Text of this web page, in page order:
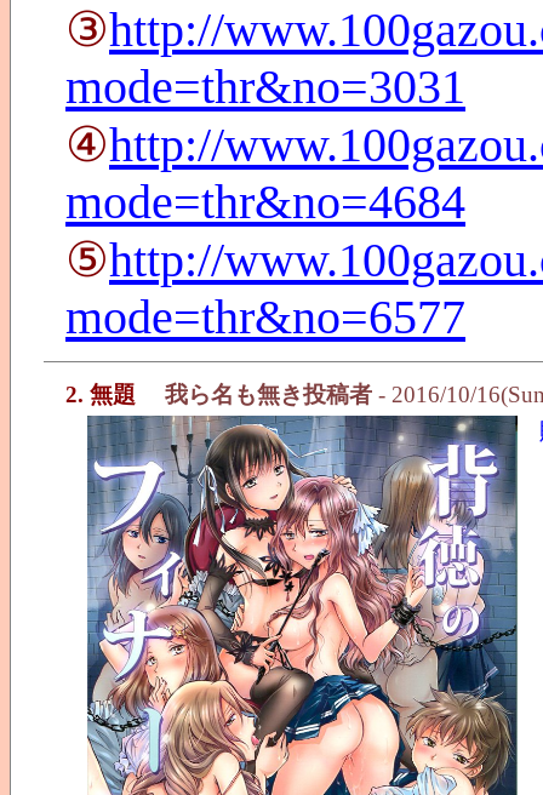
③http://
mode=thr&no=3031
④http://
mode=thr&no=4684
⑤http://
mode=thr&no=6577
2. 無題 我ら名も無き投稿者 - 2016/10/